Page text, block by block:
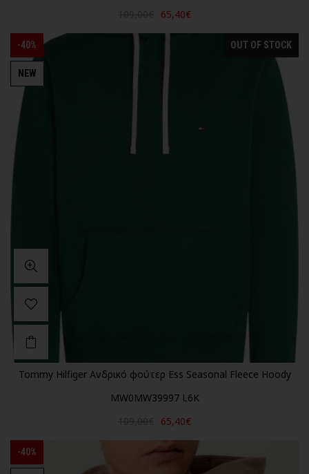
65,40€
-40% OUT OF STOCK
NEW
Tommy Hilfiger Ανδρικό φούτερ Ess Seasonal Fleece Hoody
MW0MW39997 L6K
65,40€
-40%